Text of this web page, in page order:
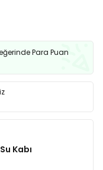
Para Puan
Kabı